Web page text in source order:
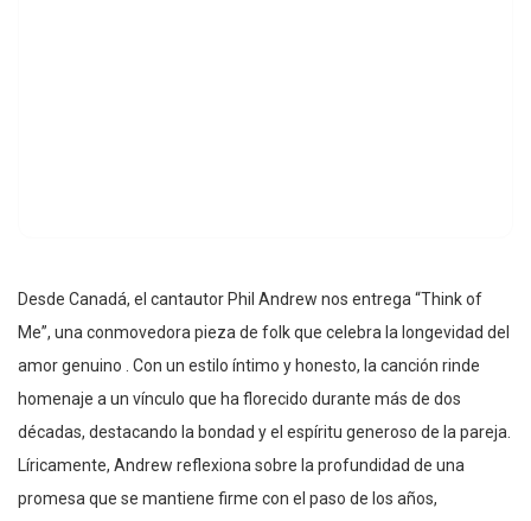
Desde Canadá, el cantautor Phil Andrew nos entrega “Think of
Me”, una conmovedora pieza de folk que celebra la longevidad del
amor genuino . Con un estilo íntimo y honesto, la canción rinde
homenaje a un vínculo que ha florecido durante más de dos
décadas, destacando la bondad y el espíritu generoso de la pareja.
Líricamente, Andrew reflexiona sobre la profundidad de una
promesa que se mantiene firme con el paso de los años,